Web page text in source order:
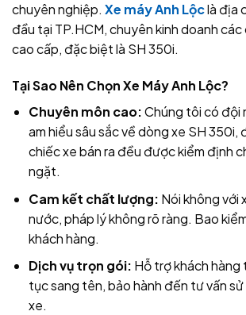
chuyên nghiệp. Xe máy Anh Lộclà địa
đầu tại TP.HCM, chuyên kinh doanh
cao cấp, đặc biệt là SH 350i.
Tại Sao Nên Chọn Xe Máy Anh Lộc?
Chuyên môn cao:Chúng tôi có đội
am hiểu sâu sắc về dòng xe SH 350i,
chiếc xe bán ra đều được kiểm định
ngặt.
Cam kết chất lượng: Nói không với
nước, pháp lý không rõ ràng. Bao
khách hàng.
Dịch vụ trọn gói: Hỗ trợ khách
tục sang tên, bảo hành đến tư vấn
xe.